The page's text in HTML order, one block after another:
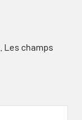
Les champs